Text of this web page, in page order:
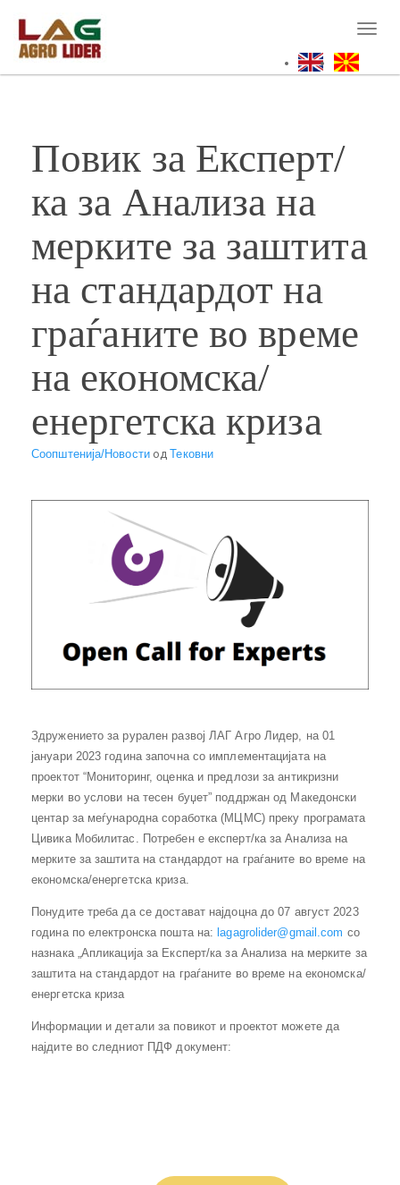
main
content
Повик за Експерт/
ка за Анализа на
мерките за заштита
на стандардот на
граѓаните во време
на економска/
енергетска криза
Соопштенија/НовостиодТековни
Здружението за рурален развој ЛАГ Агро Лидер, на 01
јануари 2023 година започна со имплементацијата на
проектот “Мониторинг, оценка и предлози за антикризни
мерки во услови на тесен буџет” поддржан од Македонски
центар за меѓународна соработка (МЦМС) преку програмата
Цивика Мобилитас. Потребен е експерт/ка за Анализа на
мерките за заштита на стандардот на граѓаните во време на
економска/енергетска криза.
Понудите треба да се достават најдоцна до 07 август 2023
година по електронска пошта на: lagagrolider@gmail.com со
назнака „Апликација за Експерт/ка за Анализа на мерките за
заштита на стандардот на граѓаните во време на економска/
енергетска криза
Информации и детали за повикот и проектот можете да
најдите во следниот ПДФ документ: